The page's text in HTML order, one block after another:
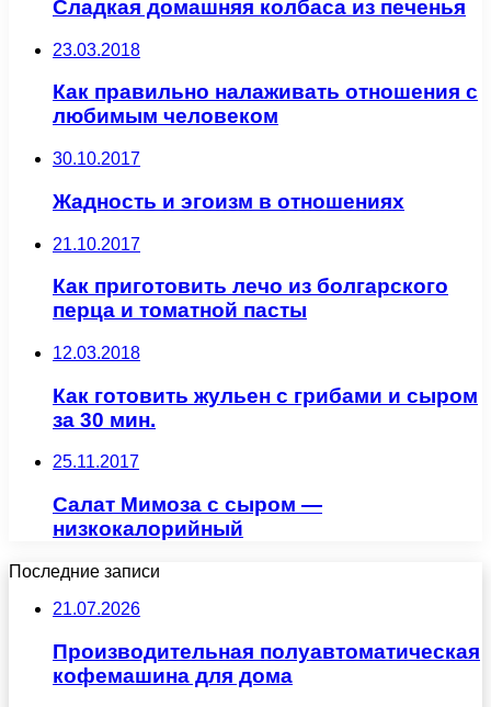
Сладкая домашняя колбаса из печенья
23.03.2018
Как правильно налаживать отношения с
любимым человеком
30.10.2017
Жадность и эгоизм в отношениях
21.10.2017
Как приготовить лечо из болгарского
перца и томатной пасты
12.03.2018
Как готовить жульен с грибами и сыром
за 30 мин.
25.11.2017
Салат Мимоза с сыром —
низкокалорийный
Последние записи
21.07.2026
Производительная полуавтоматическая
кофемашина для дома